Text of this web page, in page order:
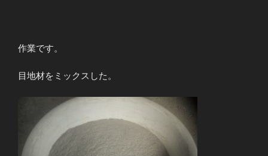
作業です。
目地材をミックスした。